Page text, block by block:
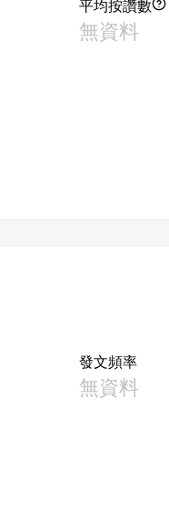
平均按讚數
無資料
發文頻率
無資料